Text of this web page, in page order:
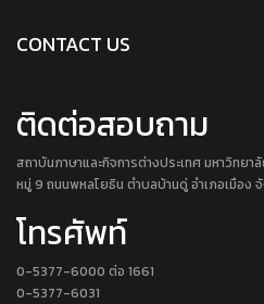
CONTACT US
ติดต่อสอบถาม
สถาบันภาษาและกิจการต่างประเทศ มหาวิทย
หมู่ 9 ถนนพหลโยธิน ตำบลบ้านดู่ อำเภอเมือง
โทรศัพท์
0-5377-6000 ต่อ 1661
0-5377-6031